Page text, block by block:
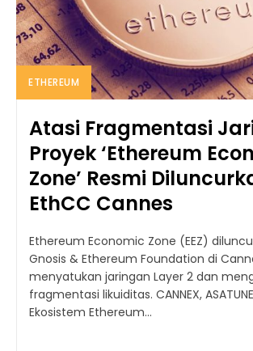
ETHEREUM
Atasi Fragmentasi
Proyek ‘Ethereum
Zone’ Resmi
EthCC Cannes
Ethereum Economic Zone (EEZ)
Gnosis & Ethereum Foundation di
menyatukan jaringan Layer 2 dan
fragmentasi likuiditas. CANNEX,
Ekosistem Ethereum...